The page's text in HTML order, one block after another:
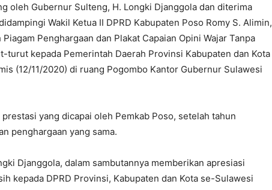
oleh Gubernur Sulteng, H. Longki Djanggola dan diterima
Wakil Ketua II DPRD Kabupaten Poso Romy S. Alimin,
Penghargaan dan Plakat Capaian Opini Wajar Tanpa
turut kepada Pemerintah Daerah Provinsi Kabupaten dan Kota
(12/11/2020) di ruang Pogombo Kantor Gubernur Sulawesi
yang dicapai oleh Pemkab Poso, setelah tahun
penghargaan yang sama.
Djanggola, dalam sambutannya memberikan apresiasi
kepada DPRD Provinsi, Kabupaten dan Kota se-Sulawesi